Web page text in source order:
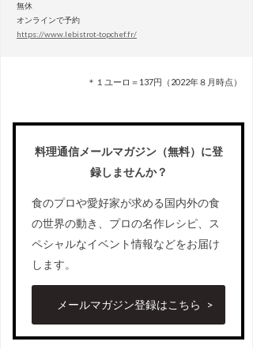
無休
オンラインで予約
https://www.lebistrot-topchef.fr/
＊１ユーロ＝137円（2022年８月時点）
料理通信メールマガジン（無料）に登
録しませんか？
食のプロや愛好家が求める国内外の食
の世界の動き、プロの名作レシピ、ス
ペシャルなイベント情報などをお届け
します。
メールマガジン登録はこちら